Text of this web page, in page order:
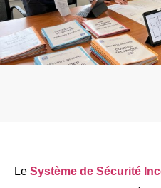
Le Système de Sécurité